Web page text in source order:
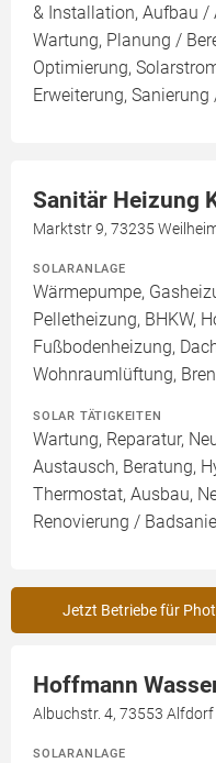
& Installation, Aufbau /
Wartung, Planung /
Optimierung,
Erweiterung,
Sanitär Heizung
Marktstr 9, 73235
SOLARANLAGE
Wärmepumpe,
Pelletheizung, BHKW,
Fußbodenheizung,
Wohnraumlüftung,
SOLAR TÄTIGKEITEN
Wartung, Reparatur,
Austausch, Beratung,
Thermostat, Ausbau,
Renovierung /
Jetzt Betriebe für
Hoffmann
Albuchstr. 4, 73553
SOLARANLAGE